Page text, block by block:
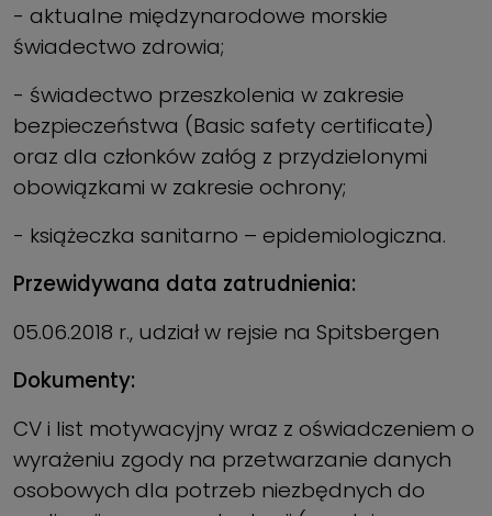
- aktualne międzynarodowe morskie
świadectwo zdrowia;
- świadectwo przeszkolenia w zakresie
bezpieczeństwa (Basic safety certificate)
oraz dla członków załóg z przydzielonymi
obowiązkami w zakresie ochrony;
- książeczka sanitarno – epidemiologiczna.
Przewidywana data zatrudnienia:
05.06.2018 r., udział w rejsie na Spitsbergen
Dokumenty:
CV i list motywacyjny wraz z oświadczeniem o
wyrażeniu zgody na przetwarzanie danych
osobowych dla potrzeb niezbędnych do